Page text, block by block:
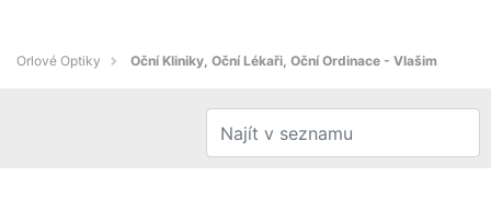
Orlové Optiky Oční Kliniky, Oční Lékaři, Oční Ordinace - Vlašim